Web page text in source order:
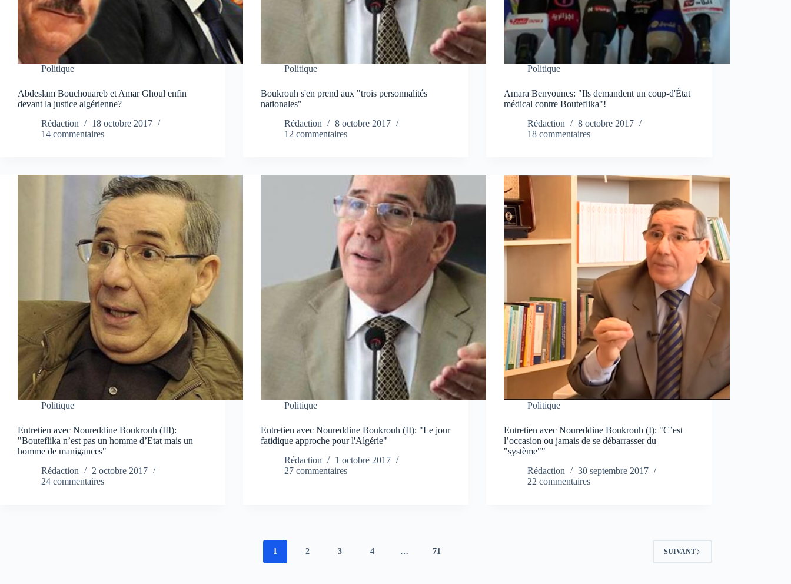
Politique
Abdeslam Bouchouareb et Amar Ghoul enfin
devant la justice algérienne?
Rédaction
18 octobre 2017
14 commentaires
Politique
Boukrouh s'en prend aux "trois personnalités
nationales"
Rédaction
8 octobre 2017
12 commentaires
Politique
Amara Benyounes: "Ils demandent un coup-d'État
médical contre Bouteflika"!
Rédaction
8 octobre 2017
18 commentaires
Politique
Entretien avec Noureddine Boukrouh (III):
"Bouteflika n’est pas un homme d’Etat mais un
homme de manigances"
Rédaction
2 octobre 2017
24 commentaires
Politique
Entretien avec Noureddine Boukrouh (II): "Le jour
fatidique approche pour l'Algérie"
Rédaction
1 octobre 2017
27 commentaires
Politique
Entretien avec Noureddine Boukrouh (I): "C’est
l’occasion ou jamais de se débarrasser du
"système""
Rédaction
30 septembre 2017
22 commentaires
1 2 3 4 … 71 SUIVANT